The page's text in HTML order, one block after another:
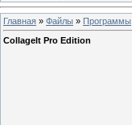
Главная » Файлы » Программы
CollageIt Pro Edition